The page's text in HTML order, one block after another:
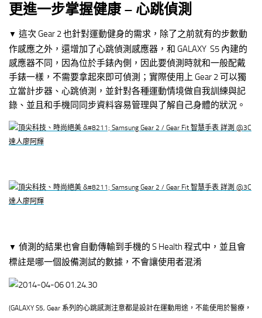
更進一步掌握健康 – 心跳偵測
▼ 這次 Gear 2 也針對運動健身的需求，除了之前就有的步數動
作感應之外，還增加了心跳偵測感應器，和 GALAXY S5 內建的
感應器不同，因為位於手錶內側，因此要偵測時就和一般配戴
手錶一樣，不需要拿起來即可偵測；實際使用上 Gear 2 可以獨
立當計步器、心跳偵測，並針對各種運動情境做自我訓練與記
錄、並且和手機同同步資料容易管理與了解自己身體的狀況。
▼ 偵測的結果也會自動傳輸到手機的 S Health 程式中，並且會
標註是哪一個設備測試的數據，不會讓使用者混淆
(GALAXY S5, Gear 系列的心跳感測注意都是設計在運動用途，不能使用於醫療，